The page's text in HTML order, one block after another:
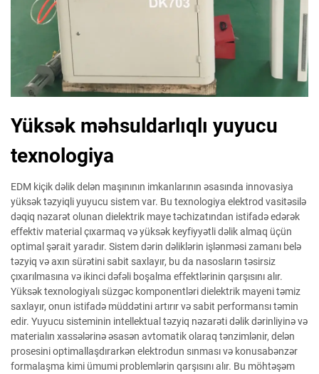
Yüksək məhsuldarlıqlı yuyucu
texnologiya
EDM kiçik dəlik delən maşınının imkanlarının əsasında innovasiya
yüksək təzyiqli yuyucu sistem var. Bu texnologiya elektrod vasitəsilə
dəqiq nəzarət olunan dielektrik maye təchizatından istifadə edərək
effektiv material çıxarmaq və yüksək keyfiyyətli dəlik almaq üçün
optimal şərait yaradır. Sistem dərin dəliklərin işlənməsi zamanı belə
təzyiq və axın sürətini sabit saxlayır, bu da nasosların təsirsiz
çıxarılmasına və ikinci dəfəli boşalma effektlərinin qarşısını alır.
Yüksək texnologiyalı süzgəc komponentləri dielektrik mayeni təmiz
saxlayır, onun istifadə müddətini artırır və sabit performansı təmin
edir. Yuyucu sisteminin intellektual təzyiq nəzarəti dəlik dərinliyinə və
materialın xassələrinə əsasən avtomatik olaraq tənzimlənir, delən
prosesini optimallaşdırarkən elektrodun sınması və konusabənzər
formalaşma kimi ümumi problemlərin qarşısını alır. Bu möhtəşəm